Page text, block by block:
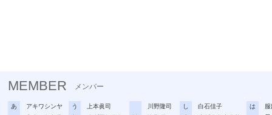
MEMBER メンバー
あ
アキワシンヤ
う
上本眞司
川野隆司
し
白石佳子
は